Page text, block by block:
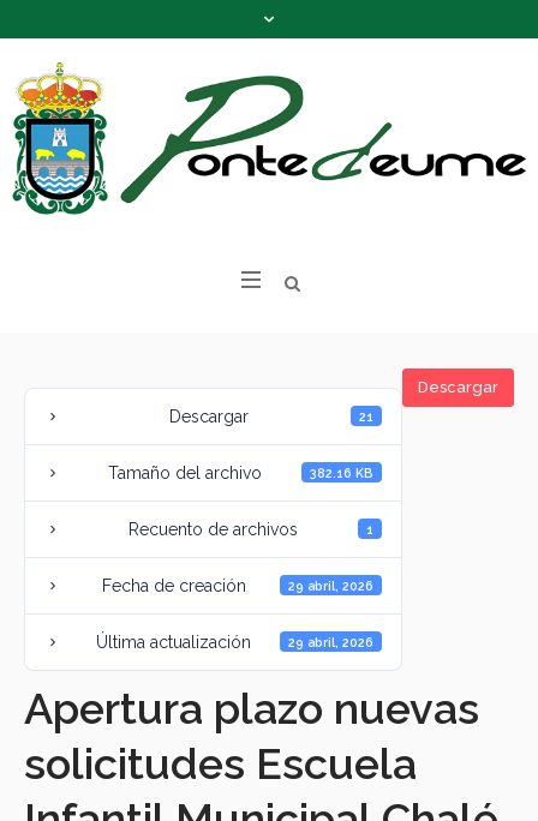
Descargar
Descargar 21
Tamaño del archivo 382.16 KB
Recuento de archivos 1
Fecha de creación 29 abril, 2026
Última actualización 29 abril, 2026
Apertura plazo nuevas
solicitudes Escuela